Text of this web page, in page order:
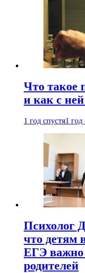
Что такое
и как с
1 год спустя1 год
Психолог
что детям
ЕГЭ важно
родителей